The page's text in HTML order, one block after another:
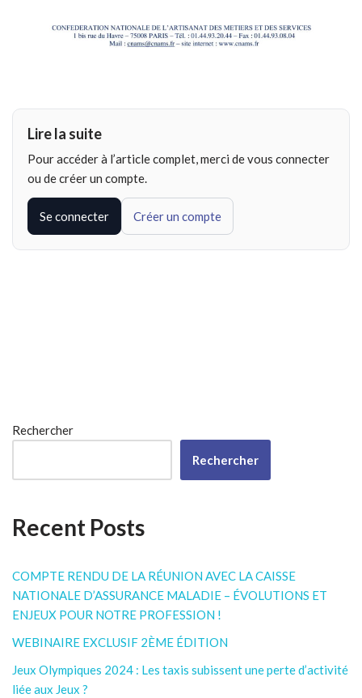
Lire la suite
Pour accéder à l’article complet, merci de vous connecter
ou de créer un compte.
Se connecter Créer un compte
Rechercher
Rechercher
Recent Posts
COMPTE RENDU DE LA RÉUNION AVEC LA CAISSE
NATIONALE D’ASSURANCE MALADIE – ÉVOLUTIONS ET
ENJEUX POUR NOTRE PROFESSION !
WEBINAIRE EXCLUSIF 2ÈME ÉDITION
Jeux Olympiques 2024 : Les taxis subissent une perte d’activité
liée aux Jeux ?